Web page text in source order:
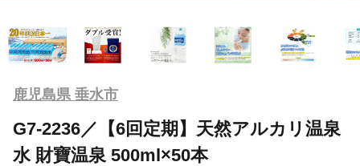
鹿児島県 垂水市
G7-2236／【6回定期】天然アルカリ温泉
水 財寶温泉 500ml×50本